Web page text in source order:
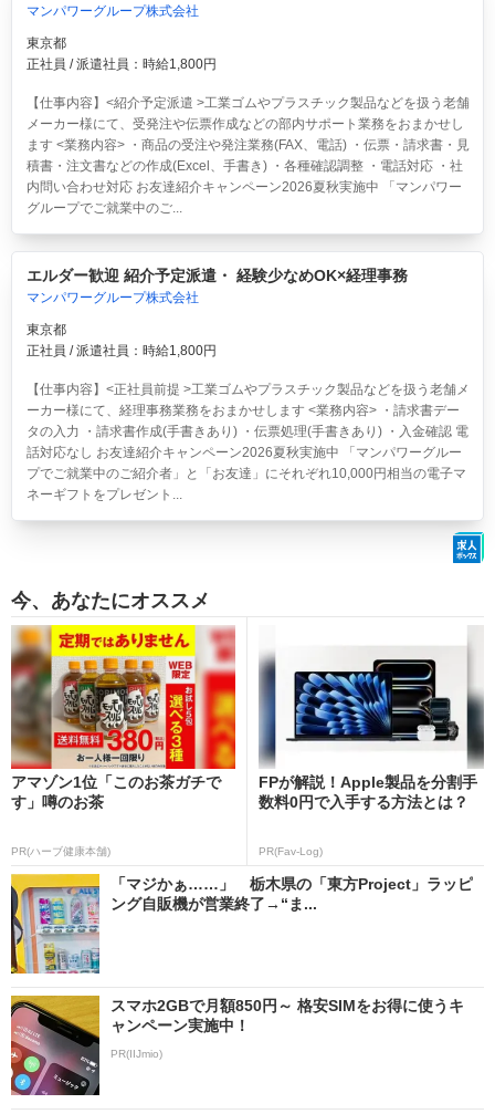
マンパワーグループ株式会社
東京都
正社員 / 派遣社員：時給1,800円
【仕事内容】<紹介予定派遣 >工業ゴムやプラスチック製品などを扱う老舗
メーカー様にて、受発注や伝票作成などの部内サポート業務をおまかせし
ます <業務内容> ・商品の受注や発注業務(FAX、電話) ・伝票・請求書・見
積書・注文書などの作成(Excel、手書き) ・各種確認調整 ・電話対応 ・社
内問い合わせ対応 お友達紹介キャンペーン2026夏秋実施中 「マンパワー
グループでご就業中のご...
エルダー歓迎 紹介予定派遣・ 経験少なめOK×経理事務
マンパワーグループ株式会社
東京都
正社員 / 派遣社員：時給1,800円
【仕事内容】<正社員前提 >工業ゴムやプラスチック製品などを扱う老舗メ
ーカー様にて、経理事務業務をおまかせします <業務内容> ・請求書デー
タの入力 ・請求書作成(手書きあり) ・伝票処理(手書きあり) ・入金確認 電
話対応なし お友達紹介キャンペーン2026夏秋実施中 「マンパワーグルー
プでご就業中のご紹介者」と「お友達」にそれぞれ10,000円相当の電子マ
ネーギフトをプレゼント...
今、あなたにオススメ
アマゾン1位「このお茶ガチで
す」噂のお茶
PR(ハーブ健康本舗)
FPが解説！Apple製品を分割手
数料0円で入手する方法とは？
PR(Fav-Log)
「マジかぁ……」 栃木県の「東方Project」ラッピ
ング自販機が営業終了→“ま...
スマホ2GBで月額850円～ 格安SIMをお得に使うキ
ャンペーン実施中！
PR(IIJmio)